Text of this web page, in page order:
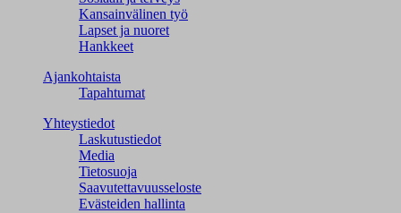
Kansainvälinen työ
Lapset ja nuoret
Hankkeet
Ajankohtaista
Tapahtumat
Yhteystiedot
Laskutustiedot
Media
Tietosuoja
Saavutettavuusseloste
Evästeiden hallinta